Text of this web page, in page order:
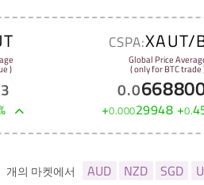
)
CSPA:XAUT/
Global Price
( only for BTC trade
0.0
+0.00029948 +0.
개의 마켓에서 AUD NZD SGD